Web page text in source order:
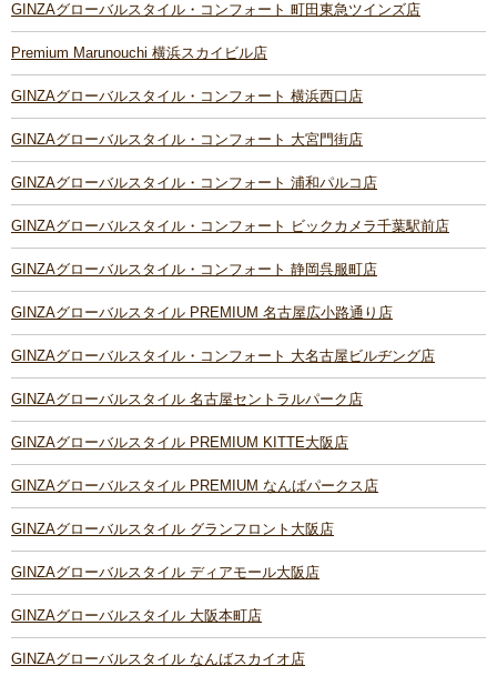
GINZAグローバルスタイル・コンフォート 町田東急ツインズ店
Premium Marunouchi 横浜スカイビル店
GINZAグローバルスタイル・コンフォート 横浜西口店
GINZAグローバルスタイル・コンフォート 大宮門街店
GINZAグローバルスタイル・コンフォート 浦和パルコ店
GINZAグローバルスタイル・コンフォート ビックカメラ千葉駅前店
GINZAグローバルスタイル・コンフォート 静岡呉服町店
GINZAグローバルスタイル PREMIUM 名古屋広小路通り店
GINZAグローバルスタイル・コンフォート 大名古屋ビルヂング店
GINZAグローバルスタイル 名古屋セントラルパーク店
GINZAグローバルスタイル PREMIUM KITTE大阪店
GINZAグローバルスタイル PREMIUM なんばパークス店
GINZAグローバルスタイル グランフロント大阪店
GINZAグローバルスタイル ディアモール大阪店
GINZAグローバルスタイル 大阪本町店
GINZAグローバルスタイル なんばスカイオ店